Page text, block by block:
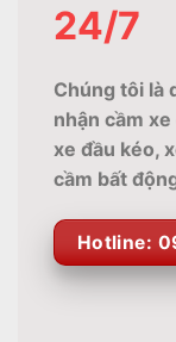
24/7
Chúng tôi là
nhận cầm
xe đầu kéo,
cầm bất
Hotline: